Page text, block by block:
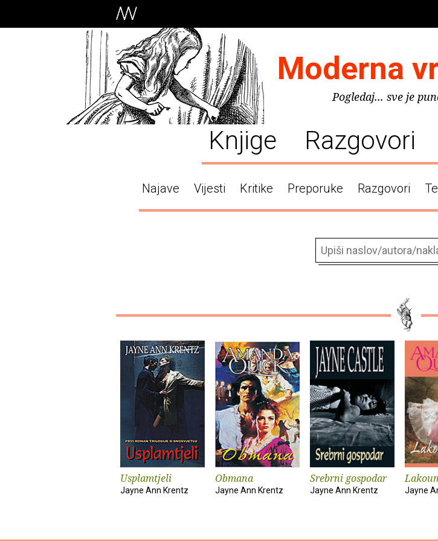
Moderna
Pogledaj... sve je
Knjige Razgovori
Najave Vijesti Kritike Preporuke Razgovori
Usplamtjeli
Jayne Ann Krentz
Obmana
Jayne Ann Krentz
Srebrni gospodar
Jayne Ann Krentz Jayne